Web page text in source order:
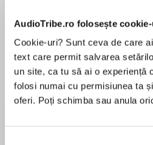
AudioTribe.ro folosește
Cookie-uri? Sunt ceva de care
text care permit salvarea
un site, ca tu să ai o experiență
folosi numai cu permisiunea ta
oferi. Poți schimba sau anula
de...
Dani Francis
la...
Lauren
Desprecarte
The Silmarillion is an